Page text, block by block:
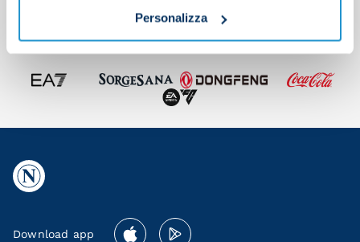
Personalizza
Download app